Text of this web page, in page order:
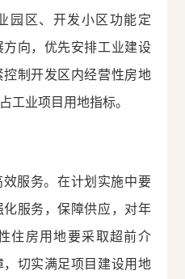
园区、开发小区功能定
向，优先安排工业建设
制开发区内经营性房地
工业项目用地指标。
效服务。在计划实施中要
服务，保障供应，对年
住房用地要采取超前介
切实满足项目建设用地